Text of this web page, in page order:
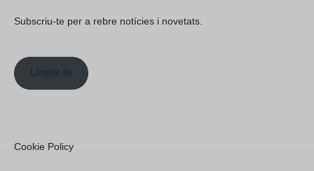
Subscriu-te per a rebre notícies i novetats.
Uneix-te
Cookie Policy